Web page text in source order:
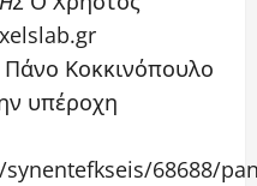
Κοκκινόπουλο
υπέροχη
68688/